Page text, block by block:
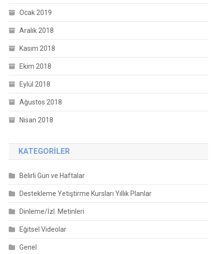
Ocak 2019
Aralık 2018
Kasım 2018
Ekim 2018
Eylül 2018
Ağustos 2018
Nisan 2018
KATEGORILER
Belirli Gün ve Haftalar
Destekleme Yetiştirme Kursları Yıllık Planlar
Dinleme/İzl. Metinleri
Eğitsel Videolar
Genel